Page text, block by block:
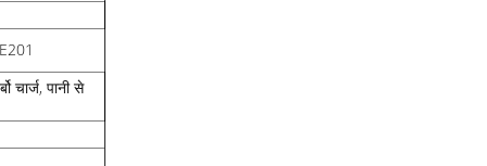
चार्ज, पानी से